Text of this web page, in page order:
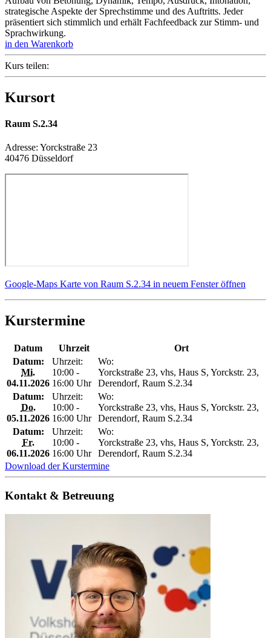
strategische Aspekte der Sprechstimme und des Auftritts. Jeder
präsentiert sich stimmlich und erhält Fachfeedback zur Stimm- und
Sprachwirkung.
in den Warenkorb
Kurs teilen:
Kursort
Raum S.2.34
Adresse: Yorckstraße 23
40476 Düsseldorf
Google-Maps Karte von Raum S.2.34 in neuem Fenster öffnen
Kurstermine
Datum Uhrzeit
Ort
Datum:
Mi.
04.11.2026
Uhrzeit:
10:00 -
16:00 Uhr
Wo:
Yorckstraße 23, vhs, Haus S, Yorckstr. 23,
Derendorf, Raum S.2.34
Datum:
Do.
05.11.2026
Uhrzeit:
10:00 -
16:00 Uhr
Wo:
Yorckstraße 23, vhs, Haus S, Yorckstr. 23,
Derendorf, Raum S.2.34
Datum:
Fr.
06.11.2026
Uhrzeit:
10:00 -
16:00 Uhr
Wo:
Yorckstraße 23, vhs, Haus S, Yorckstr. 23,
Derendorf, Raum S.2.34
Download der Kurstermine
Kontakt & Betreuung